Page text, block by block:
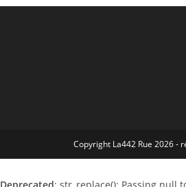
Copyright La442 Rue 2026 -